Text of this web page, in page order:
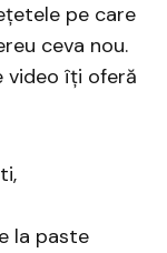
pe care
ceva nou.
video îți oferă
la paste